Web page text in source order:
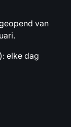
van
elke dag